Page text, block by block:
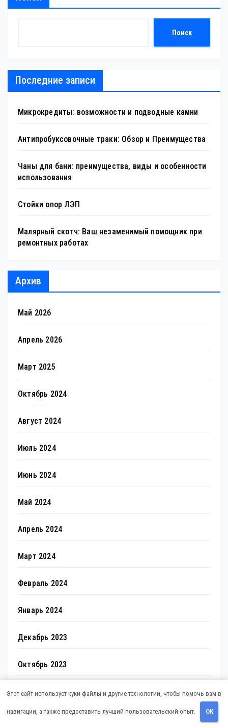
Поиск
Последние записи
Микрокредиты: возможности и подводные камни
Антипробуксовочные траки: Обзор и Преимущества
Чаны для бани: преимущества, виды и особенности
использования
Стойки опор ЛЭП
Малярный скотч: Ваш незаменимый помощник при
ремонтных работах
Архив
Май 2026
Апрель 2026
Март 2025
Октябрь 2024
Август 2024
Июль 2024
Июнь 2024
Май 2024
Апрель 2024
Март 2024
Февраль 2024
Январь 2024
Декабрь 2023
Октябрь 2023
Август 2023
Декабрь 2022
Этот сайт использует куки-файлы и другие технологии, чтобы помочь вам в
навигации, а также предоставить лучший пользовательский опыт. OK